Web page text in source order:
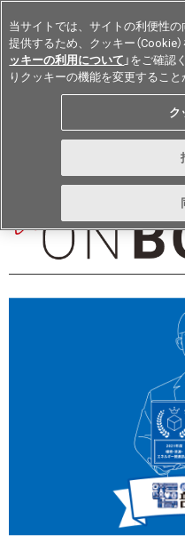
Japan
当サイトでは、サイトの利便性
提供するため、クッキー（Cookie
ッキーの利用について 」をご確認
りクッキーの機能を変更すること
ク